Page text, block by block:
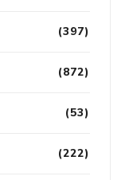
(397)
(872)
(53)
(222)